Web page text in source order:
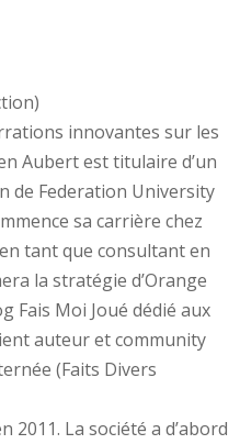
innovantes sur les
Aubert est titulaire d’un
de Federation University
sa carrière chez
tant que consultant en
la stratégie d’Orange
Fais Moi Joué dédié aux
auteur et community
(Faits Divers
2011. La société a d’abord